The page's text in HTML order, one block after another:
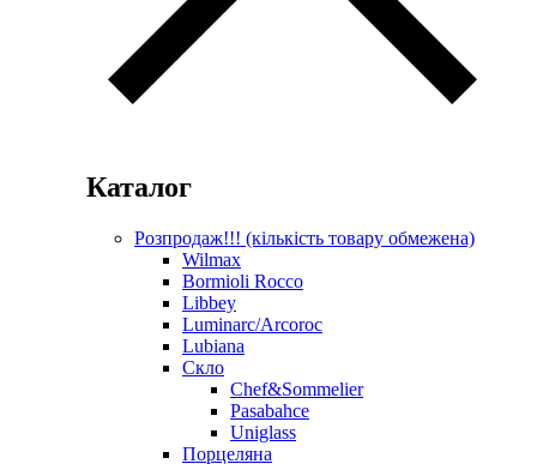
Каталог
Розпродаж!!! (кількість товару обмежена)
Wilmax
Bormioli Rocco
Libbey
Luminarc/Arcoroc
Lubiana
Скло
Chef&Sommelier
Pasabahce
Uniglass
Порцеляна